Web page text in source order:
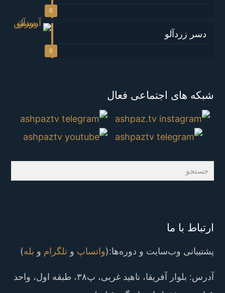
0
0
دسر زردآلو
شبکه های اجتماعی فعال
ارتباط با ما
پشتیبانی وب‌سایت و دوره‌ها:(واتساپ و تلگرام و بله)
آدرس: بلوار آفریقا، ناهید غربی، پ۳۸، طبقه اول، واحد